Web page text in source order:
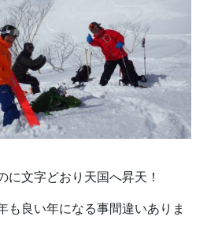
に文字どおり天国へ昇天！
も良い年になる事間違いありま